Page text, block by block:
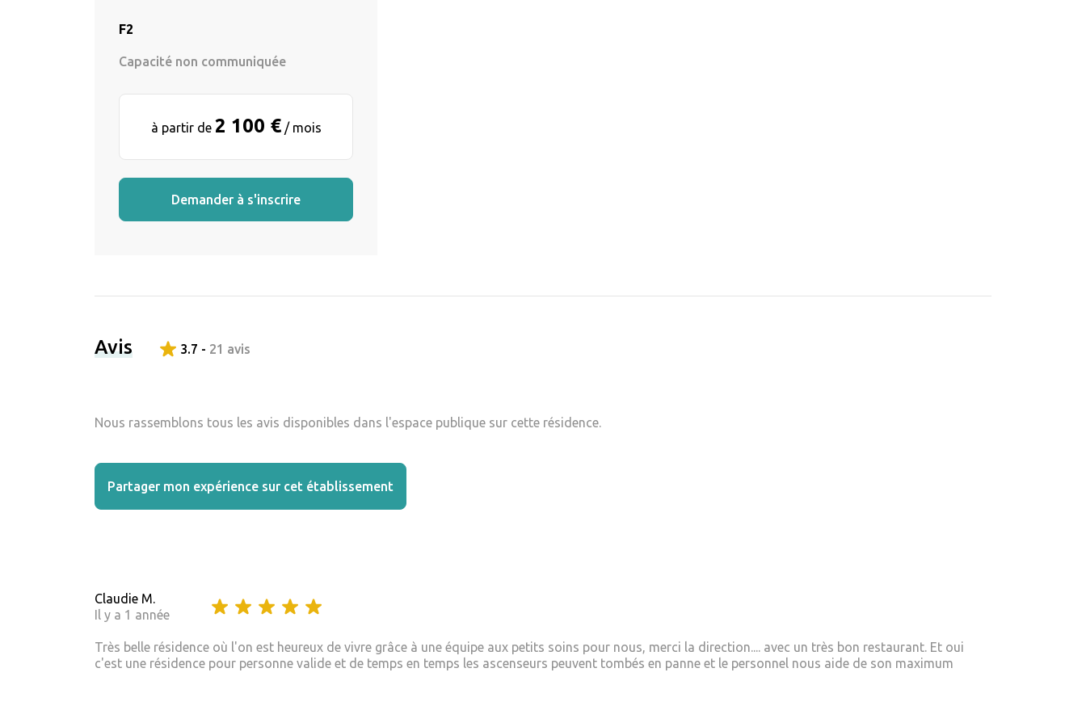
F2
Capacité non communiquée
à partir de 2 100 €/ mois
Demander à s'inscrire
Avis 3.7 - 21 avis
Nous rassemblons tous les avis disponibles dans l'espace publique sur cette résidence.
Partager mon expérience sur cet établissement
Claudie M.
Il y a 1 année
Très belle résidence où l'on est heureux de vivre grâce à une équipe aux petits soins pour nous, merci la direction.... avec un très bon restaurant. Et oui
c'est une résidence pour personne valide et de temps en temps les ascenseurs peuvent tombés en panne et le personnel nous aide de son maximum